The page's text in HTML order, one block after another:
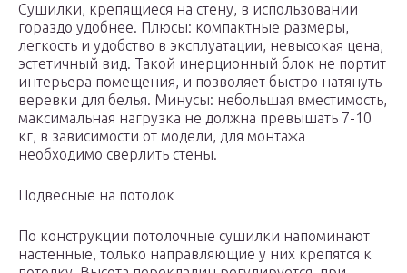
Сушилки, крепящиеся на стену, в использовании
гораздо удобнее. Плюсы: компактные размеры,
легкость и удобство в эксплуатации, невысокая цена,
эстетичный вид. Такой инерционный блок не портит
интерьера помещения, и позволяет быстро натянуть
веревки для белья. Минусы: небольшая вместимость,
максимальная нагрузка не должна превышать 7-10
кг, в зависимости от модели, для монтажа
необходимо сверлить стены.
Подвесные на потолок
По конструкции потолочные сушилки напоминают
настенные, только направляющие у них крепятся к